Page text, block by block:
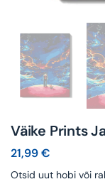
Väike Prints
21,99€
Otsid uut hobi või